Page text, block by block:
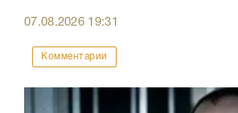
07.08.2026 19:31
Комментарии